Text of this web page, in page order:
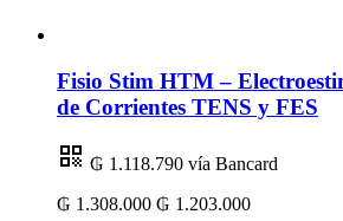
Fisio Stim HTM –
de Corrientes TENS y FES
₲ 1.118.790 vía Bancard
₲ 1.308.000 ₲ 1.203.000